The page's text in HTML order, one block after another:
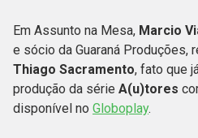
Em Assunto na Mesa, Marcio
e sócio da Guaraná Produções,
Thiago Sacramento, fato que
produção da série A(u)tores
disponível no Globoplay.